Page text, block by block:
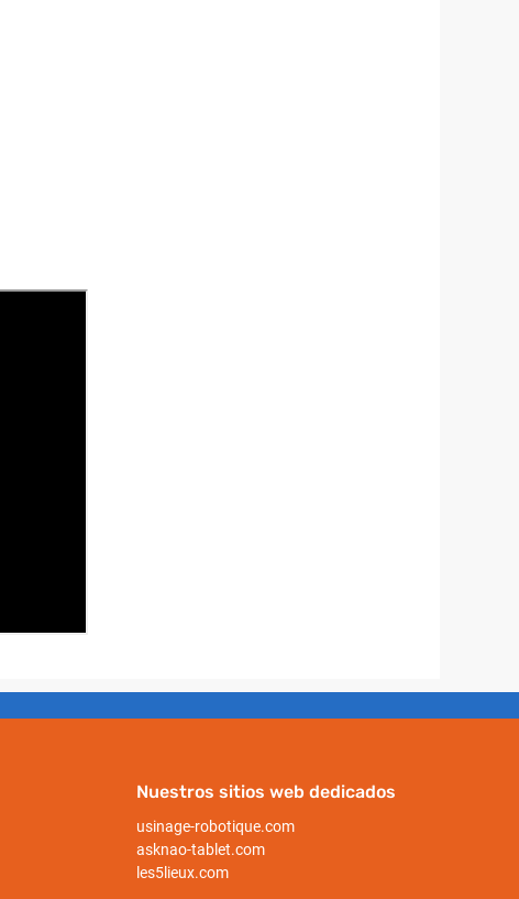
Nuestros sitios web dedicados
usinage-robotique.com
asknao-tablet.com
les5lieux.com